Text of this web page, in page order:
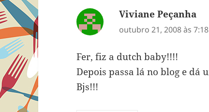
Viviane Peçanha
outubro 21, 2008 às
Fer, fiz a dutch baby!!!!
Depois passa lá no blog e dá
Bjs!!!